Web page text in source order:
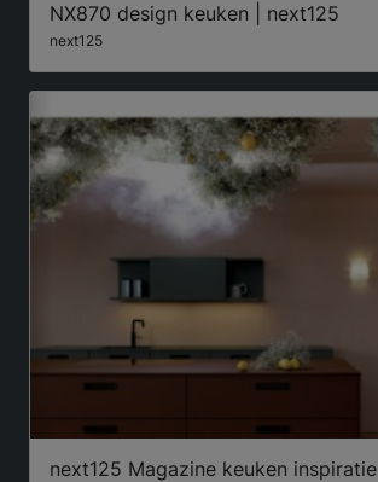
NX870 design keuken | next125
next125
next125 Magazine keuken inspiratie